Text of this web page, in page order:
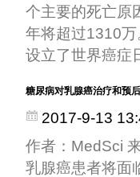
个主要的死亡原
年将超过1310
设立了世界癌症
糖尿病对乳腺癌治疗和预
2017-9-13
作者：MedSci
乳腺癌患者将面